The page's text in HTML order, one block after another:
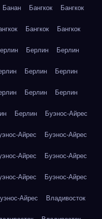
Банан Бангкок Бангкок
Бангкок Бангкок
Берлин Берлин
Берлин Берлин
Берлин Берлин
Берлин Буэнос-Айрес
Айрес Буэнос-Айрес
Айрес Буэнос-Айрес
Айрес Буэнос-Айрес
Айрес Владивосток